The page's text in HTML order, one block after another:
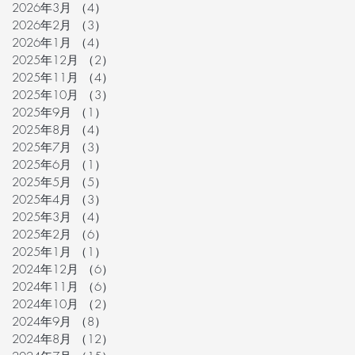
2026年3月
（4）
2026年2月
（3）
2026年1月
（4）
2025年12月
（2）
2025年11月
（4）
2025年10月
（3）
2025年9月
（1）
2025年8月
（4）
2025年7月
（3）
2025年6月
（1）
2025年5月
（5）
2025年4月
（3）
2025年3月
（4）
2025年2月
（6）
2025年1月
（1）
2024年12月
（6）
2024年11月
（6）
2024年10月
（2）
2024年9月
（8）
2024年8月
（12）